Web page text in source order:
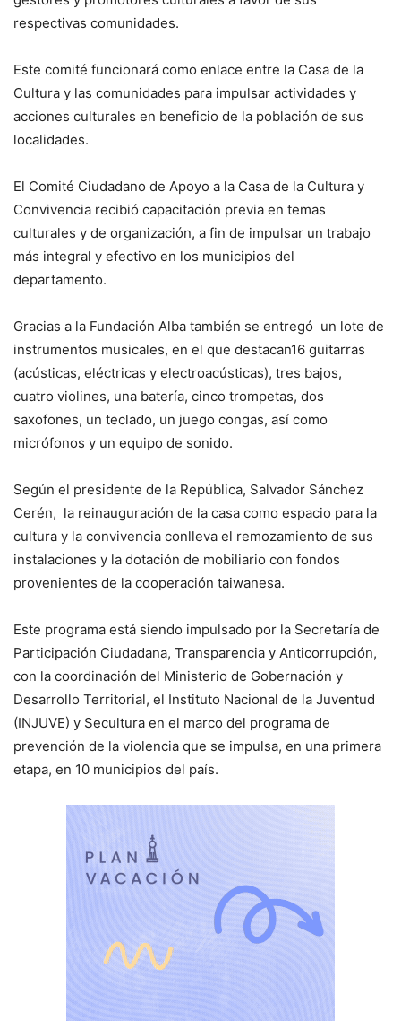
respectivas comunidades.
Este comité funcionará como enlace entre la Casa de la
Cultura y las comunidades para impulsar actividades y
acciones culturales en beneficio de la población de sus
localidades.
El Comité Ciudadano de Apoyo a la Casa de la Cultura y
Convivencia recibió capacitación previa en temas
culturales y de organización, a fin de impulsar un trabajo
más integral y efectivo en los municipios del
departamento.
Gracias a la Fundación Alba también se entregó un lote de
instrumentos musicales, en el que destacan16 guitarras
(acústicas, eléctricas y electroacústicas), tres bajos,
cuatro violines, una batería, cinco trompetas, dos
saxofones, un teclado, un juego congas, así como
micrófonos y un equipo de sonido.
Según el presidente de la República, Salvador Sánchez
Cerén, la reinauguración de la casa como espacio para la
cultura y la convivencia conlleva el remozamiento de sus
instalaciones y la dotación de mobiliario con fondos
provenientes de la cooperación taiwanesa.
Este programa está siendo impulsado por la Secretaría de
Participación Ciudadana, Transparencia y Anticorrupción,
con la coordinación del Ministerio de Gobernación y
Desarrollo Territorial, el Instituto Nacional de la Juventud
(INJUVE) y Secultura en el marco del programa de
prevención de la violencia que se impulsa, en una primera
etapa, en 10 municipios del país.